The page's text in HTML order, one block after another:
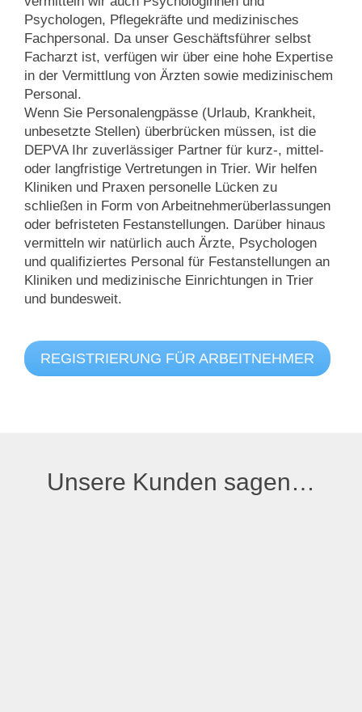
Psychologen, Pflegekräfte und medizinisches
Fachpersonal. Da unser Geschäftsführer selbst
Facharzt ist, verfügen wir über eine hohe Expertise
in der Vermittlung von Ärzten sowie medizinischem
Personal.
Wenn Sie Personal­engpässe (Urlaub, Krankheit,
unbesetzte Stellen) überbrücken müssen, ist die
DEPVA Ihr zuverlässiger Partner für kurz-, mittel-
oder langfristige Vertretungen in Trier. Wir helfen
Kliniken und Praxen personelle Lücken zu
schließen in Form von Arbeitnehmerüberlassungen
oder befristeten Festanstellungen. Darüber hinaus
vermitteln wir natürlich auch Ärzte, Psychologen
und qualifiziertes Personal für Festanstellungen an
Kliniken und medizinische Einrichtungen in Trier
und bundesweit.
REGISTRIERUNG FÜR ARBEITNEHMER
Unsere Kunden sagen…